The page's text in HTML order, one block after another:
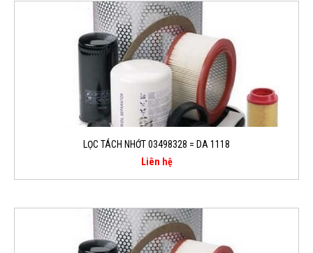
LỌC TÁCH NHỚT 03498328 = DA 1118
Liên hệ